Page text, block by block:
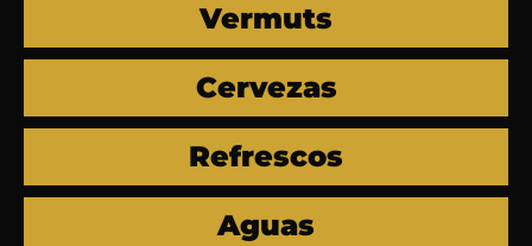
Vermuts
Cervezas
Refrescos
Aguas